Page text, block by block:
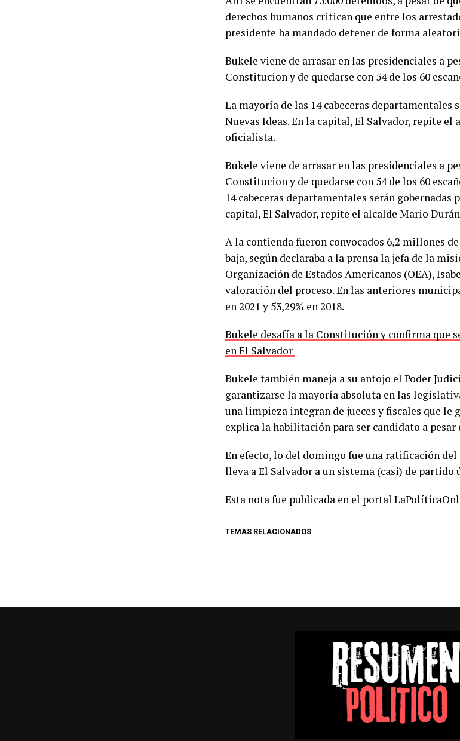
derechos humanos critican que entre los
presidente ha mandado detener de forma
Bukele viene de arrasar en las presidenciales a
Constitucion y de quedarse con 54 de los 60
La mayoría de las 14 cabeceras departamentales
Nuevas Ideas. En la capital, El Salvador, repite
oficialista.
Bukele viene de arrasar en las presidenciales a
Constitucion y de quedarse con 54 de los 60
14 cabeceras departamentales serán gobernadas
capital, El Salvador, repite el alcalde Mario
A la contienda fueron convocados 6,2 millones
baja, según declaraba a la prensa la jefa de la
Organización de Estados Americanos (OEA),
valoración del proceso. En las anteriores
en 2021 y 53,29% en 2018.
Bukele desafía a la Constitución y confirma que
en El Salvador
Bukele también maneja a su antojo el Poder
garantizarse la mayoría absoluta en las
una limpieza integran de jueces y fiscales que
explica la habilitación para ser candidato a
En efecto, lo del domingo fue una ratificación
lleva a El Salvador a un sistema (casi) de partido
Esta nota fue publicada en el portal
TEMAS RELACIONADOS